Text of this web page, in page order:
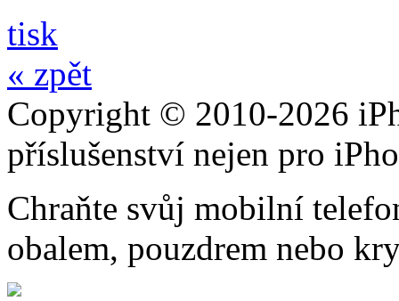
tisk
« zpět
Copyright © 2010-2026
příslušenství nejen pro
Chraňte svůj mobilní
obalem, pouzdrem nebo